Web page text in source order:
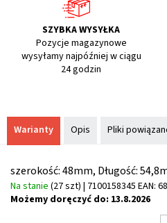
SZYBKA WYSYŁKA
Pozycje magazynowe
wysyłamy najpóźniej w ciągu
24 godzin
Warianty Opis Pliki
szerokość: 48mm, Długość:
Na stanie (27 szt) | 7100158345 EAN:
Możemy doręczyć do: 13.8.2026